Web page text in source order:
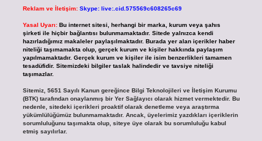
Reklam ve İletişim: Skype: live:.cid.575569c608265c69
Yasal Uyarı: Bu internet sitesi, herhangi bir marka, kurum veya şahıs
şirketi ile hiçbir bağlantısı bulunmamaktadır. Sitede yalnızca kendi
hazırladığımız makaleler paylaşılmaktadır. Burada yer alan içerikler haber
niteliği taşımamakta olup, gerçek kurum ve kişiler hakkında paylaşım
yapılmamaktadır. Gerçek kurum ve kişiler ile isim benzerlikleri tamamen
tesadüfidir. Sitemizdeki bilgiler taslak halindedir ve tavsiye niteliği
taşımazlar.
Sitemiz, 5651 Sayılı Kanun gereğince Bilgi Teknolojileri ve İletişim Kurumu
(BTK) tarafından onaylanmış bir Yer Sağlayıcı olarak hizmet vermektedir. Bu
nedenle, sitedeki içerikleri proaktif olarak denetleme veya araştırma
yükümlülüğümüz bulunmamaktadır. Ancak, üyelerimiz yazdıkları içeriklerin
sorumluluğunu taşımakta olup, siteye üye olarak bu sorumluluğu kabul
etmiş sayılırlar.